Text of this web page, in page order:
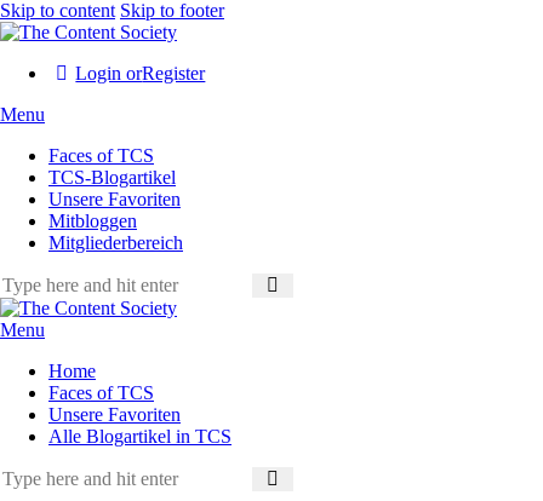
Skip to content Skip to footer
Login orRegister
Menu
Faces of TCS
TCS-Blogartikel
Unsere Favoriten
Mitbloggen
Mitgliederbereich
Menu
Home
Faces of TCS
Unsere Favoriten
Alle Blogartikel in TCS